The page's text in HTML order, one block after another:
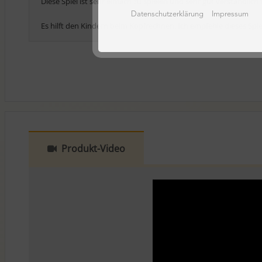
Es hilft den Kindern beim Kopfrechnen. Ich empfehle dieses
Produkt-Video
Datenschutzerklärung Impressum